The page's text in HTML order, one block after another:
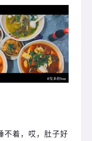
不着，哎，肚子好